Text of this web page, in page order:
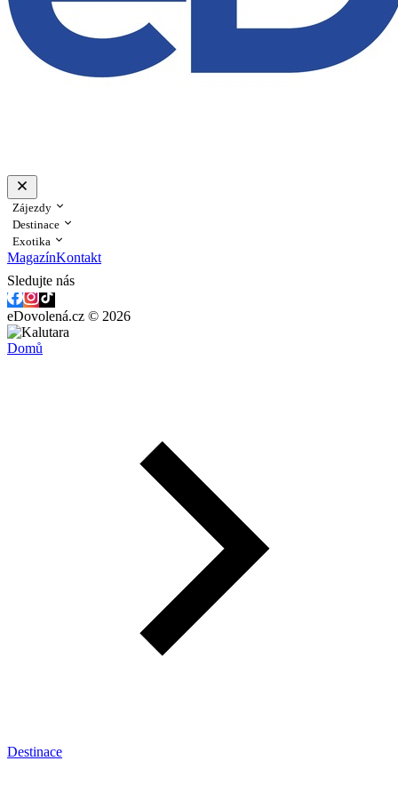
Zájezdy
Destinace
Exotika
MagazínKontakt
Sledujte nás
eDovolená.cz © 2026
Domů
Destinace